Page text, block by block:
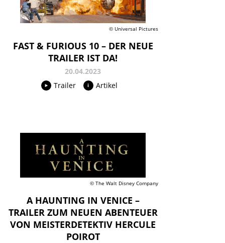
© Universal Pictures
FAST & FURIOUS 10 – DER NEUE
TRAILER IST DA!
20.04.2023
Trailer
Artikel
© The Walt Disney Company
A HAUNTING IN VENICE –
TRAILER ZUM NEUEN ABENTEUER
VON MEISTERDETEKTIV HERCULE
POIROT